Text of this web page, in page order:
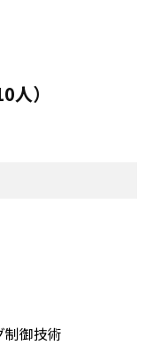
）
御技術